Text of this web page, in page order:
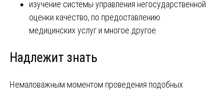
изучение системы управления негосударственной
оценки качество, по предоставлению
медицинских услуг и многое другое.
Надлежит знать
Немаловажным моментом проведения подобных